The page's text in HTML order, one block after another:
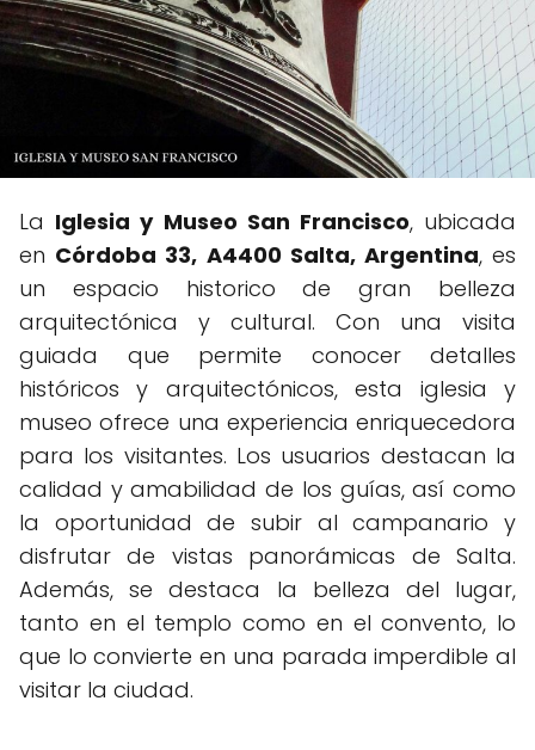
La Iglesia y Museo San Francisco, ubicada
en Córdoba 33, A4400 Salta, Argentina, es
un espacio historico de gran belleza
arquitectónica y cultural. Con una visita
guiada que permite conocer detalles
históricos y arquitectónicos, esta iglesia y
museo ofrece una experiencia enriquecedora
para los visitantes. Los usuarios destacan la
calidad y amabilidad de los guías, así como
la oportunidad de subir al campanario y
disfrutar de vistas panorámicas de Salta.
Además, se destaca la belleza del lugar,
tanto en el templo como en el convento, lo
que lo convierte en una parada imperdible al
visitar la ciudad.